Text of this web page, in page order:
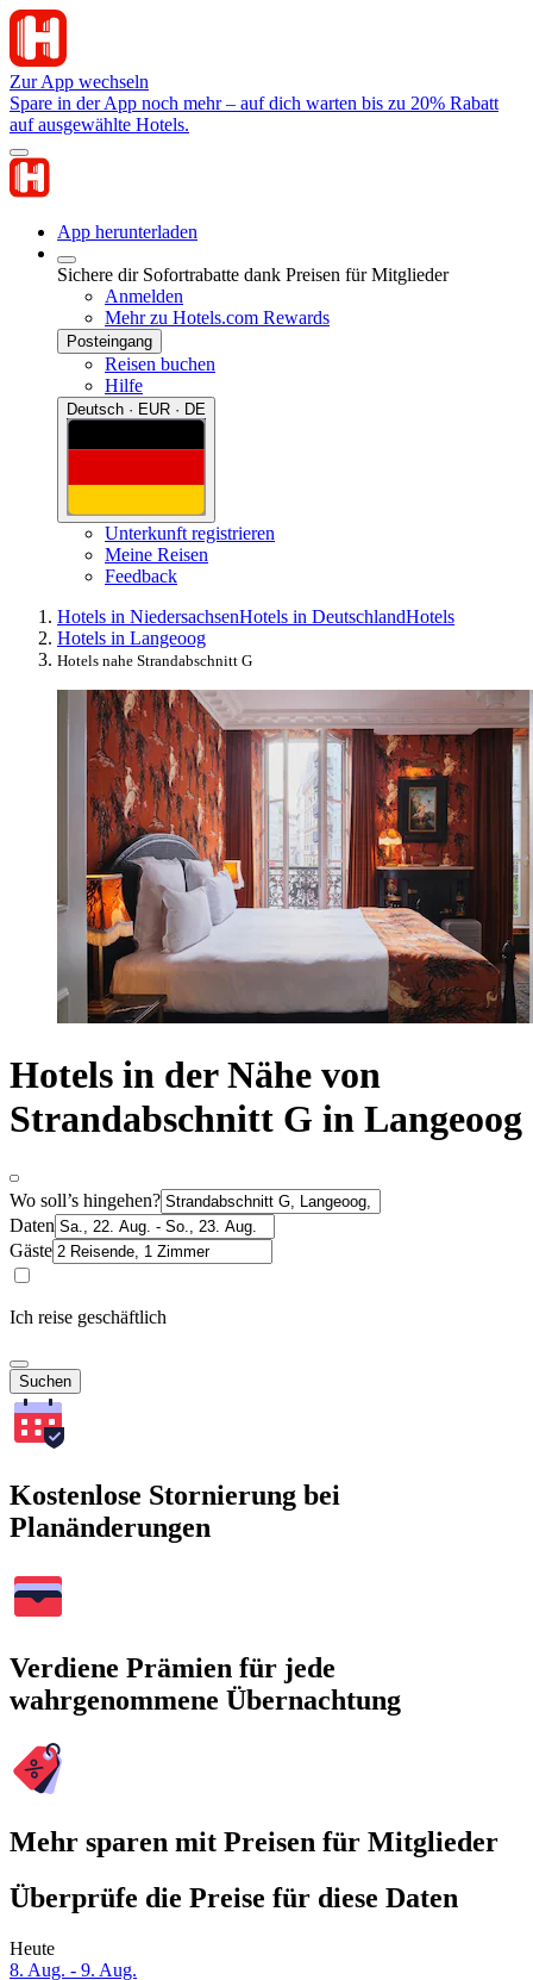
Zur App wechseln
Spare in der App noch mehr – auf dich warten bis zu 20% Rabatt
auf ausgewählte Hotels.
App herunterladen
Sichere dir Sofortrabatte dank Preisen für Mitglieder
Anmelden
Mehr zu Hotels.com Rewards
Posteingang
Reisen buchen
Hilfe
Deutsch · EUR · DE
Unterkunft registrieren
Meine Reisen
Feedback
Hotels in NiedersachsenHotels in DeutschlandHotels
Hotels in Langeoog
Hotels nahe Strandabschnitt G
Hotels in der Nähe von
Strandabschnitt G in Langeoog
Wo soll’s hingehen?
Daten
Gäste
Ich reise geschäftlich
Suchen
Kostenlose Stornierung bei
Planänderungen
Verdiene Prämien für jede
wahrgenommene Übernachtung
Mehr sparen mit Preisen für Mitglieder
Überprüfe die Preise für diese Daten
Heute
8. Aug. - 9. Aug.